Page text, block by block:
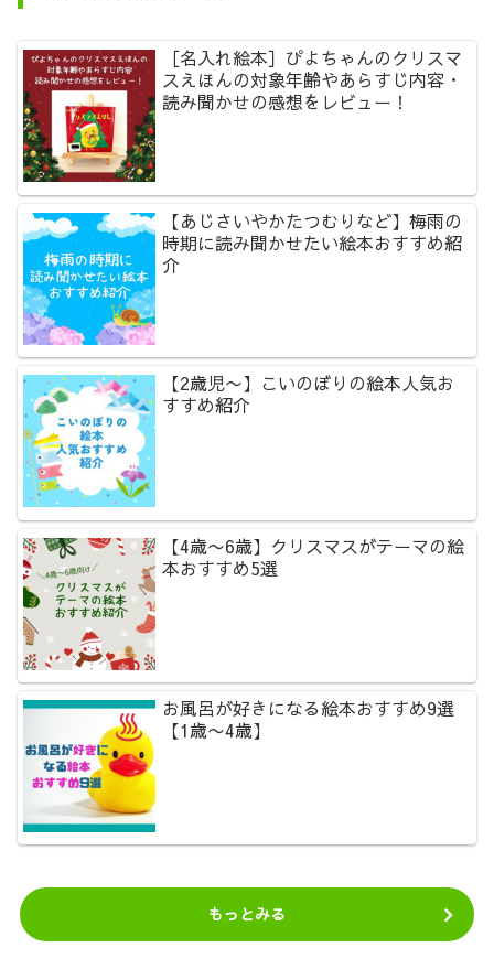
［名入れ絵本］ぴよちゃんのクリスマ
スえほんの対象年齢やあらすじ内容・
読み聞かせの感想をレビュー！
【あじさいやかたつむりなど】梅雨の
時期に読み聞かせたい絵本おすすめ紹
介
【2歳児〜】こいのぼりの絵本人気お
すすめ紹介
【4歳〜6歳】クリスマスがテーマの絵
本おすすめ5選
お風呂が好きになる絵本おすすめ9選
【1歳〜4歳】
もっとみる